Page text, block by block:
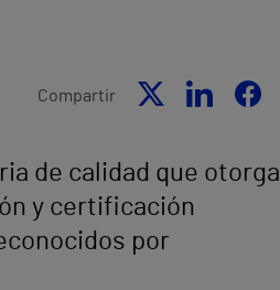
Compartir
de calidad que otorga
y certificación
por